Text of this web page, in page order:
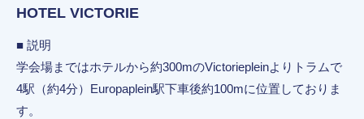
HOTEL VICTORIE
■ 説明
学会場まではホテルから約300mのVictoriepleinよりトラムで
4駅（約4分）Europaplein駅下車後約100mに位置しておりま
す。